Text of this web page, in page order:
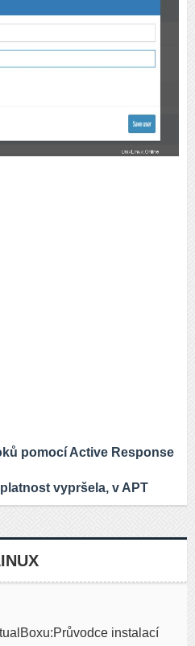
pomocí Active Response
vypršela, v APT
instalací